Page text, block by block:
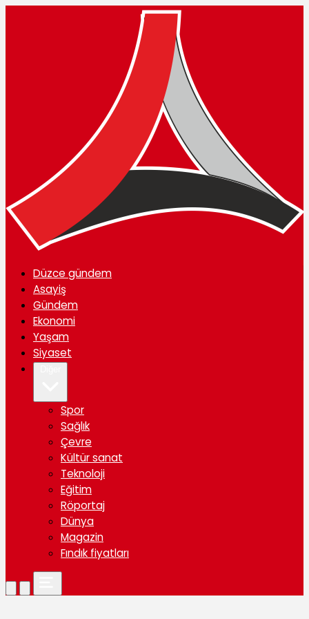
Düzce gündem
Asayiş
Gündem
Ekonomi
Yaşam
Siyaset
Spor
Sağlık
Çevre
Kültür sanat
Teknoloji
Eğitim
Röportaj
Dünya
Magazin
Fındık fiyatları